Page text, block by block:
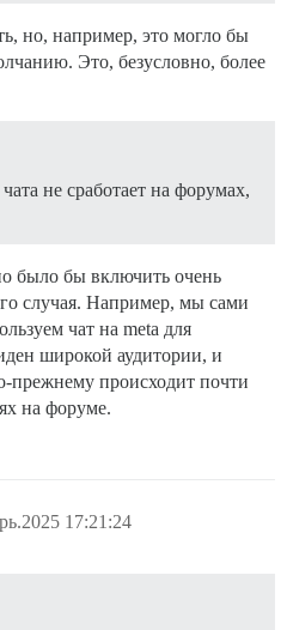
но, например, это могло бы
Это, безусловно, более
не сработает на форумах,
было бы включить очень
случая. Например, мы сами
чат на meta для
широкой аудитории, и
прежнему происходит почти
на форуме.
17:21:24